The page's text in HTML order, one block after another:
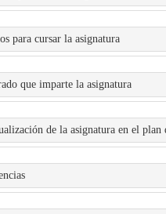
para cursar la asignatura
que imparte la asignatura
de la asignatura en el plan